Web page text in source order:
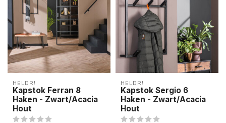
HELDR!
Kapstok Ferran 8
Haken - Zwart/Acacia
Hout
HELDR!
Kapstok Sergio 6
Haken - Zwart/Acacia
Hout